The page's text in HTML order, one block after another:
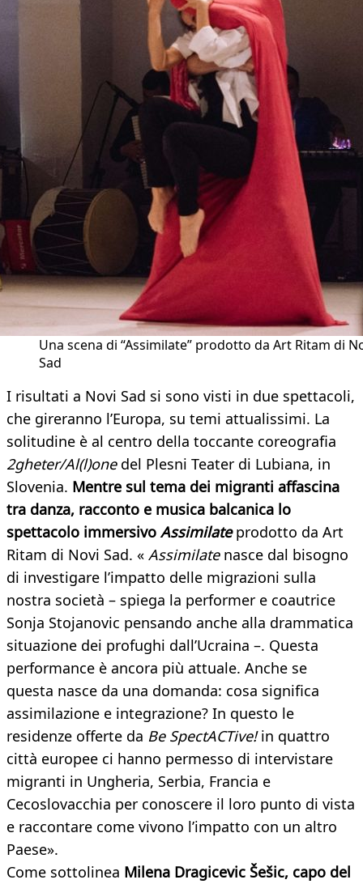
Una scena di “Assimilate” prodotto da Art Ritam di
Sad
I risultati a Novi Sad si sono visti in due spettacoli,
che gireranno l’Europa, su temi attualissimi. La
solitudine è al centro della toccante coreografia
2gheter/Al(l)onedel Plesni Teater di Lubiana, in
Slovenia. Mentre sul tema dei migranti affascina
tra danza, racconto e musica balcanica lo
spettacolo immersivo Assimilateprodotto da Art
Ritam di Novi Sad. « Assimilatenasce dal bisogno
di investigare l’impatto delle migrazioni sulla
nostra società – spiega la performer e coautrice
Sonja Stojanovic pensando anche alla drammatica
situazione dei profughi dall’Ucraina –. Questa
performance è ancora più attuale. Anche se
questa nasce da una domanda: cosa significa
assimilazione e integrazione? In questo le
residenze offerte da Be SpectACTive!in quattro
città europee ci hanno permesso di intervistare
migranti in Ungheria, Serbia, Francia e
Cecoslovacchia per conoscere il loro punto di vista
e raccontare come vivono l’impatto con un altro
Paese».
Come sottolinea Milena Dragicevic Šešic, capo del